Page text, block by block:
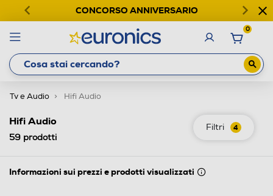
CONCORSO ANNIVERSARIO
0
Tv e Audio Hifi Audio
Filtri 4
Hifi Audio
59 prodotti
Informazioni sui prezzi e prodotti visualizzati